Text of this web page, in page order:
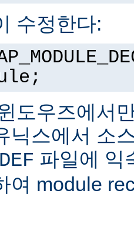
수정한다:
도우즈에서
닉스에서 소
파일에 익
여 module